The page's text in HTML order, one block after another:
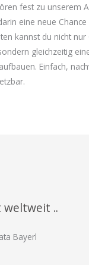
fest zu unserem
eine neue Chance
kannst du nicht nur
gleichzeitig
Einfach,
weltweit ..